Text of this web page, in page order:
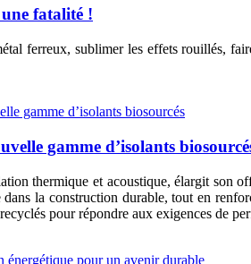
fatalité !
ferreux, sublimer les effets rouillés,
gamme d’isolants
thermique et acoustique, élargit
la construction durable, tout en
pour répondre aux exigences de